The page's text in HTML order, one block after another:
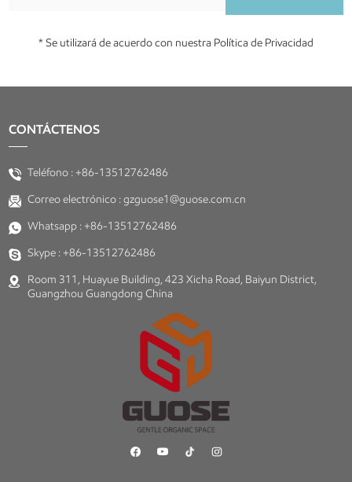
* Se utilizará de acuerdo con nuestra Política de Privacidad
CONTÁCTENOS
Teléfono :+86-13512762486
Correo electrónico :gzguose1@guose.com.cn
Whatsapp :+86-13512762486
Skype :+86-13512762486
Room 311, Huayue Building, 423 Xicha Road, Baiyun District,
Guangzhou Guangdong China